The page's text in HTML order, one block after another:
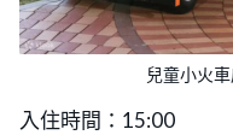
兒童小火
入住時間：15:00